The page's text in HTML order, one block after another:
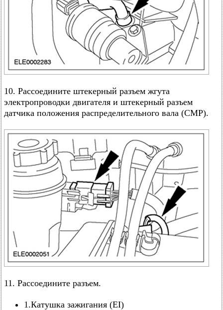
10. Рассоедините штекерный разъем жгута
электропроводки двигателя и штекерный разъем
датчика положения распределительного вала (СМР).
11. Рассоедините разъем.
1.Катушка зажигания (EI)